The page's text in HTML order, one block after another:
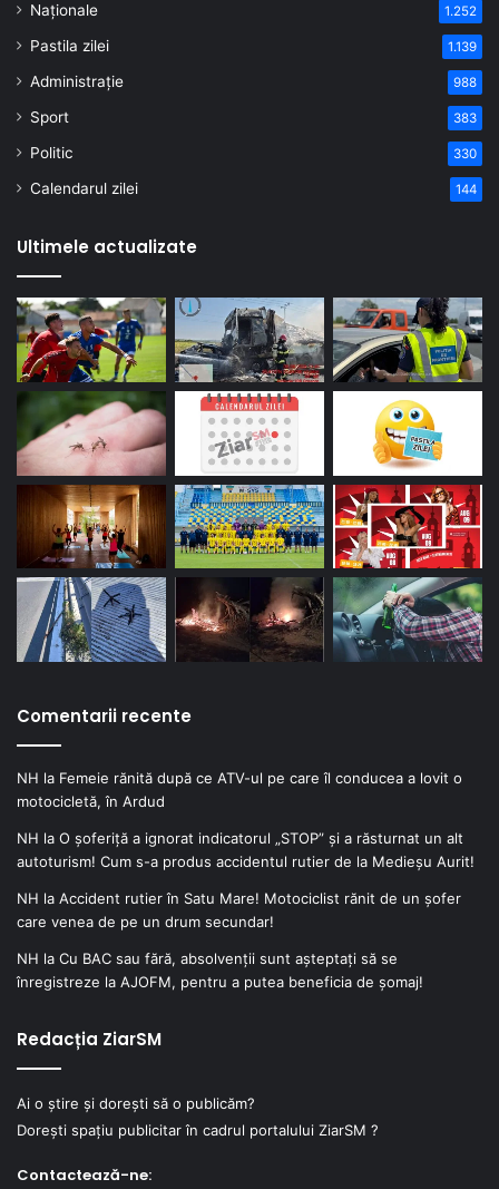
Naționale 1.252
Pastila zilei 1.139
Administrație 988
Sport 383
Politic 330
Calendarul zilei 144
Ultimele actualizate
Comentarii recente
NH la Femeie rănită după ce ATV-ul pe care îl conducea a lovit o
motocicletă, în Ardud
NH la O șoferiță a ignorat indicatorul „STOP” și a răsturnat un alt
autoturism! Cum s-a produs accidentul rutier de la Medieșu Aurit!
NH la Accident rutier în Satu Mare! Motociclist rănit de un șofer
care venea de pe un drum secundar!
NH la Cu BAC sau fără, absolvenții sunt așteptați să se
înregistreze la AJOFM, pentru a putea beneficia de șomaj!
Redacția ZiarSM
Ai o știre și dorești să o publicăm?
Dorești spațiu publicitar în cadrul portalului ZiarSM ?
Contactează-ne: